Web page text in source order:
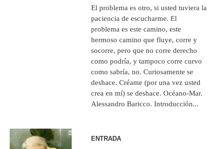
El problema es otro, si usted tuviera la
paciencia de escucharme. El
problema es este camino, este
hermoso camino que fluye, corre y
socorre, pero que no corre derecho
como podría, y tampoco corre curvo
como sabría, no. Curiosamente se
deshace. Créame (por una vez usted
crea en mí) se deshace. Océano-Mar.
Alessandro Baricco. Introducción...
ENTRADA